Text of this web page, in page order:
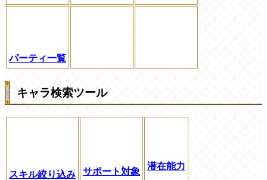
パーティ一覧
キャラ検索ツール
スキル絞り込み サポート対象
潜在能力